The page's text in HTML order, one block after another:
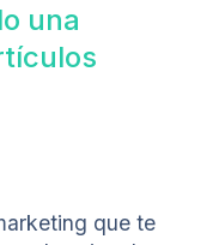
una
que te